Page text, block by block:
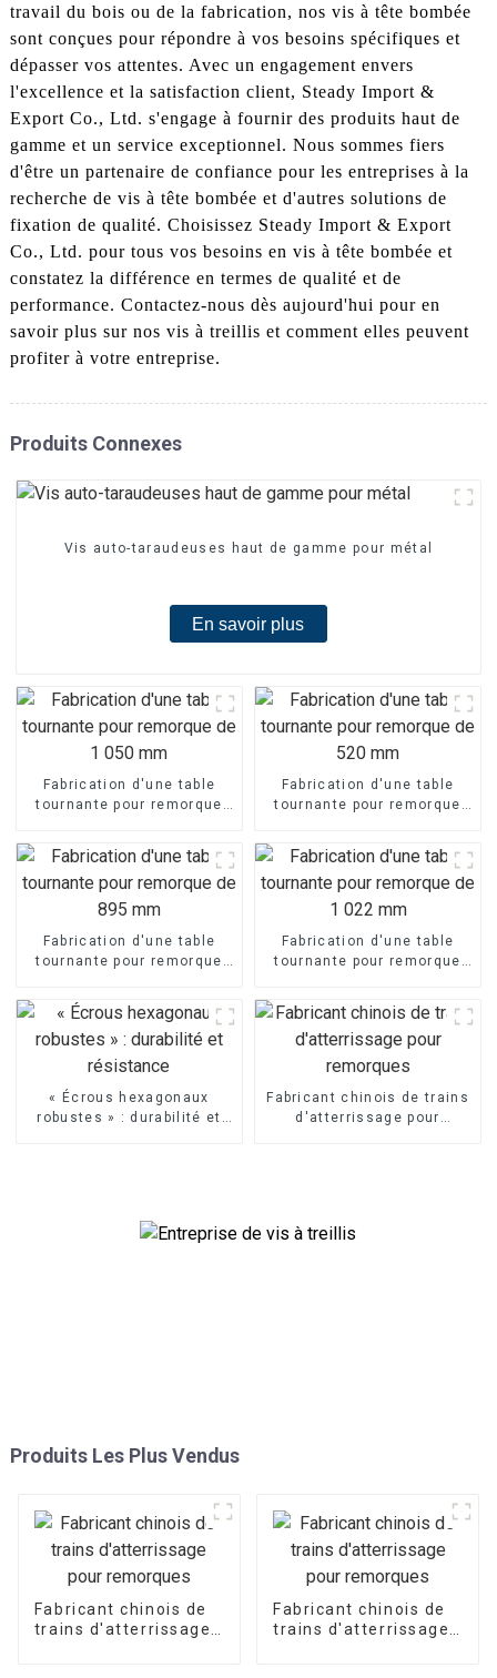
travail du bois ou de la fabrication, nos vis à tête bombée
sont conçues pour répondre à vos besoins spécifiques et
dépasser vos attentes. Avec un engagement envers
l'excellence et la satisfaction client, Steady Import &
Export Co., Ltd. s'engage à fournir des produits haut de
gamme et un service exceptionnel. Nous sommes fiers
d'être un partenaire de confiance pour les entreprises à la
recherche de vis à tête bombée et d'autres solutions de
fixation de qualité. Choisissez Steady Import & Export
Co., Ltd. pour tous vos besoins en vis à tête bombée et
constatez la différence en termes de qualité et de
performance. Contactez-nous dès aujourd'hui pour en
savoir plus sur nos vis à treillis et comment elles peuvent
profiter à votre entreprise.
Produits Connexes
Vis auto-taraudeuses haut de gamme pour métal
En savoir plus
Fabrication d'une table
tournante pour remorque
Fabrication d'une table
tournante pour remorque
Fabrication d'une table
tournante pour remorque
Fabrication d'une table
tournante pour remorque
« Écrous hexagonaux
robustes » : durabilité et
Fabricant chinois de trains
d'atterrissage pour
Produits Les Plus Vendus
Fabricant chinois de
trains d'atterrissage
Fabricant chinois de
trains d'atterrissage